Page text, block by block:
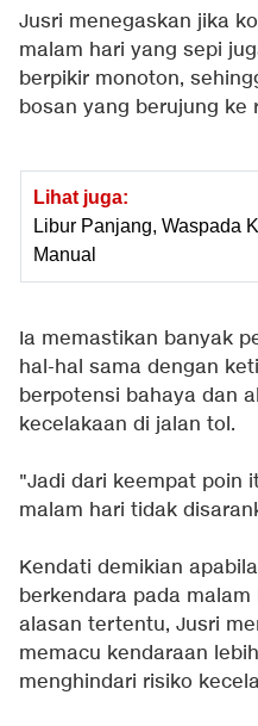
Jusri menegaskan jika
malam hari yang sepi
berpikir monoton,
bosan yang berujung ke
Lihat juga:
Libur Panjang, Waspada
Manual
Ia memastikan banyak
hal-hal sama dengan
berpotensi bahaya dan
kecelakaan di jalan tol.
"Jadi dari keempat poin
malam hari tidak
Kendati demikian
berkendara pada
alasan tertentu, Jusri
memacu kendaraan
menghindari risiko